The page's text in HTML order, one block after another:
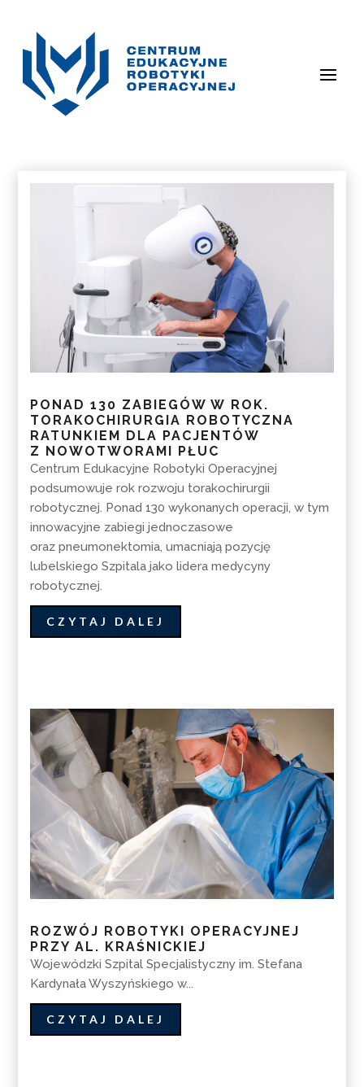
PONAD 130 ZABIEGÓW W ROK.
TORAKOCHIRURGIA ROBOTYCZNA
RATUNKIEM DLA PACJENTÓW
Z NOWOTWORAMI PŁUC
Centrum Edukacyjne Robotyki Operacyjnej
podsumowuje rok rozwoju torakochirurgii
robotycznej. Ponad 130 wykonanych operacji, w tym
innowacyjne zabiegi jednoczasowe
oraz pneumonektomia, umacniają pozycję
lubelskiego Szpitala jako lidera medycyny
robotycznej.
CZYTAJ DALEJ
ROZWÓJ ROBOTYKI OPERACYJNEJ
PRZY AL. KRAŚNICKIEJ
Wojewódzki Szpital Specjalistyczny im. Stefana
Kardynała Wyszyńskiego w...
CZYTAJ DALEJ